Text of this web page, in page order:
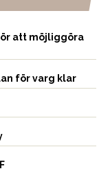
att möjliggöra
för varg klar